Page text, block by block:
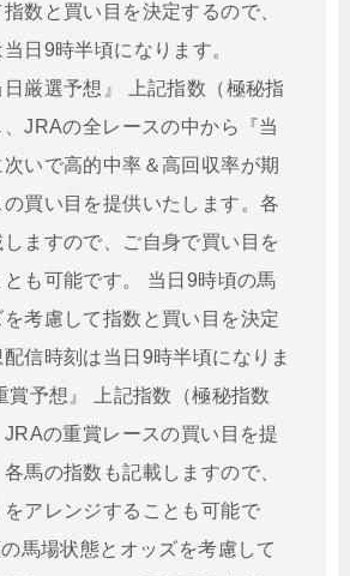
数と買い目を決定するので、
日9時半頃になります。
日厳選予想』 上記指数（極秘指
JRAの全レースの中から『当
いで高的中率＆高回収率が期
買い目を提供いたします。各
ますので、ご自身で買い目を
も可能です。 当日9時頃の馬
考慮して指数と買い目を決定
信時刻は当日9時半頃になりま
賞予想』 上記指数（極秘指数
の重賞レースの買い目を提
馬の指数も記載しますので、
アレンジすることも可能で
馬場状態とオッズを考慮して